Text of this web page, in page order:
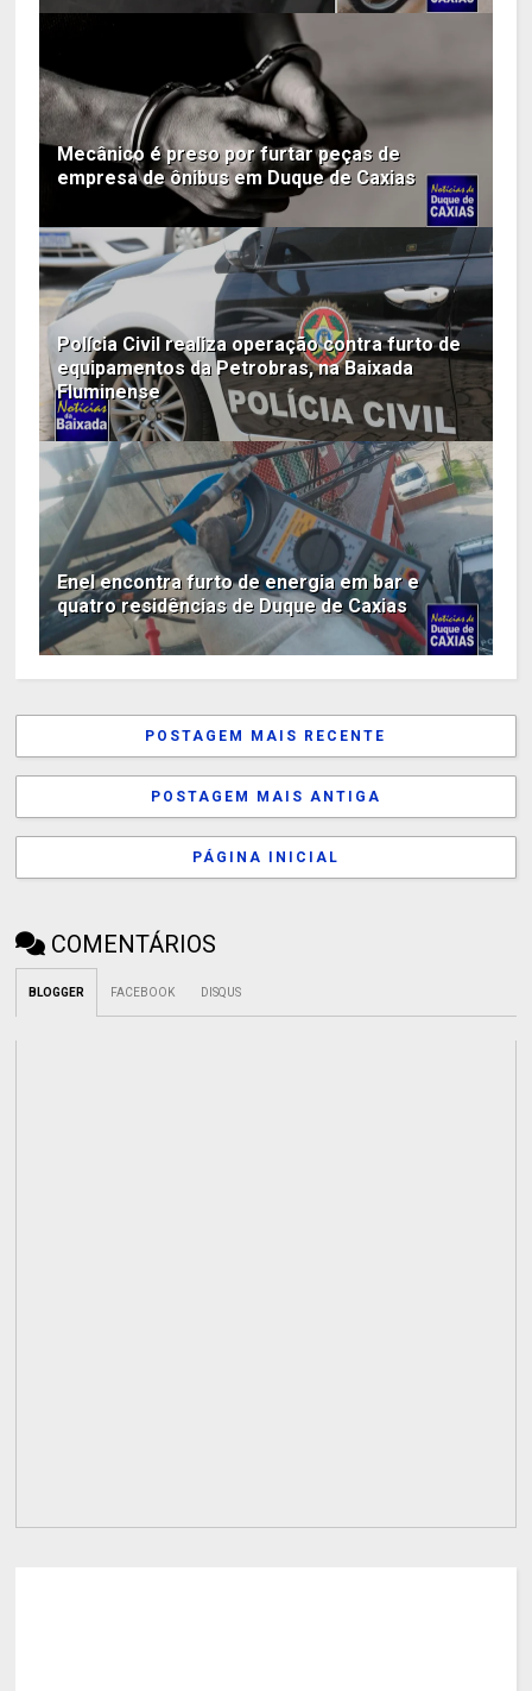
Mecânico é preso por furtar peças de
empresa de ônibus em Duque de Caxias
Polícia Civil realiza operação contra furto de
equipamentos da Petrobras, na Baixada
Fluminense
Enel encontra furto de energia em bar e
quatro residências de Duque de Caxias
POSTAGEM MAIS RECENTE
POSTAGEM MAIS ANTIGA
PÁGINA INICIAL
COMENTÁRIOS
BLOGGER FACEBOOK DISQUS